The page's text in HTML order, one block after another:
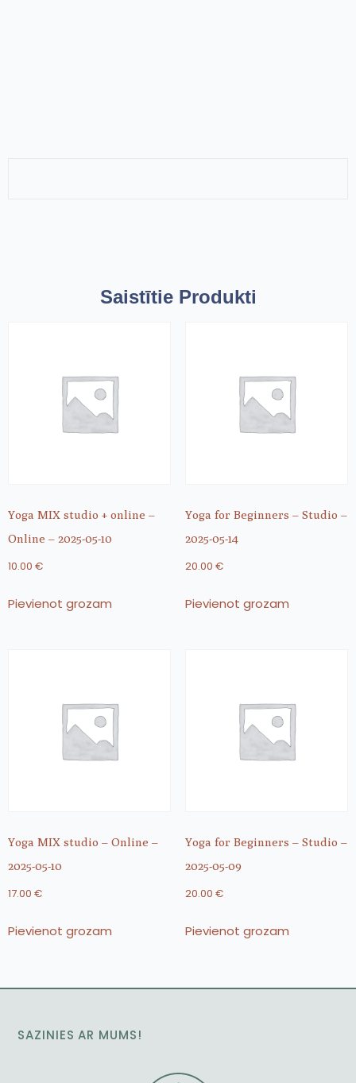
Saistītie Produkti
Yoga MIX studio + online –
Online – 2025-05-10
10.00 €
Pievienot grozam
Yoga for Beginners – Studio –
2025-05-14
20.00 €
Pievienot grozam
Yoga MIX studio – Online –
2025-05-10
17.00 €
Pievienot grozam
Yoga for Beginners – Studio –
2025-05-09
20.00 €
Pievienot grozam
SAZINIES AR MUMS!